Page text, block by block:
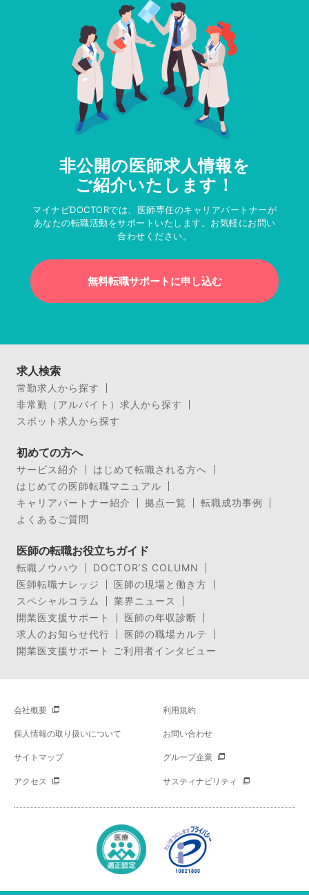
非公開の医師求人情報を
ご紹介いたします！
マイナビDOCTORでは、医師専任のキャリアパートナーが
あなたの転職活動をサポートいたします。お気軽にお問い
合わせください。
無料転職サポートに申し込む
求人検索
常勤求人から探す
非常勤（アルバイト）求人から探す
スポット求人から探す
初めての方へ
サービス紹介
はじめて転職される方へ
はじめての医師転職マニュアル
キャリアパートナー紹介
拠点一覧
転職成功事例
よくあるご質問
医師の転職お役立ちガイド
転職ノウハウ
DOCTOR’S COLUMN
医師転職ナレッジ
医師の現場と働き方
スペシャルコラム
業界ニュース
開業医支援サポート
医師の年収診断
求人のお知らせ代行
医師の職場カルテ
開業医支援サポート ご利用者インタビュー
会社概要 利用規約
個人情報の取り扱いについて お問い合わせ
サイトマップ グループ企業
アクセス サスティナビリティ